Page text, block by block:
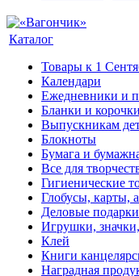
Каталог
Товары к 1
Календари
Ежедневники и
Бланки и корочки
Выпускникам
Блокноты
Бумага и
Все для
Гигиенические
Глобусы, карты,
Деловые
Игрушки,
Клей
Книги
Наградная